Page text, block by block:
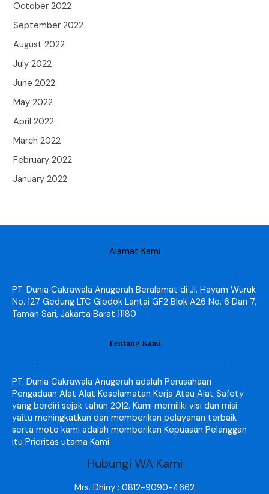
October 2022
September 2022
August 2022
July 2022
June 2022
May 2022
April 2022
March 2022
February 2022
January 2022
Alamat Kami
PT. Dunia Cakrawala Anugerah Beralamat di Jl. Hayam Wuruk
No. 127 Gedung LTC Glodok Lantai GF2 Blok A26 No. 6 Dan 7,
Taman Sari, Jakarta Barat 11180
Tentang Kami
PT. Dunia Cakrawala Anugerah adalah Perusahaan
Pengadaan Alat Alat Keselamatan Kerja Atau Alat Safety
yang berdiri sejak tahun 2012. Kami memiliki visi dan misi
yaitu meningkatkan dan memberikan pelayanan terbaik
serta moto kami adalah memberikan Kepuasan Pelanggan
itu Prioritas utama Kami.
Hubungi WA Kami
Mrs. Dhiny : 0812-9090-4662